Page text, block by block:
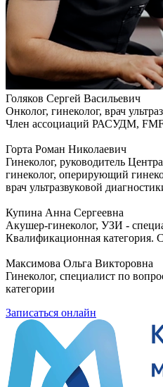
Голяков Сергей Васильевич
Онколог, гинеколог, врач
Член ассоциаций РАСУДМ,
Горта Роман Николаевич
Гинеколог, руководитель
гинеколог, оперирующий
врач ультразвуковой
Купина Анна Сергеевна
Акушер-гинеколог, УЗИ -
Квалификационная категория.
Максимова Ольга Викторовна
Гинеколог, специалист по
категории
Записаться онлайн